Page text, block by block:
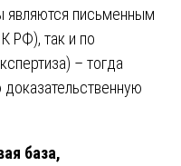
являются письменным
РФ), так и по
– тогда
база,